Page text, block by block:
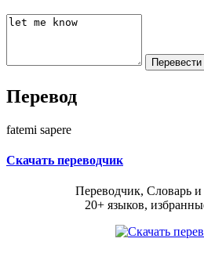
Перевод
fatemi sapere
Скачать переводчик
Переводчик, Словарь и
20+ языков,